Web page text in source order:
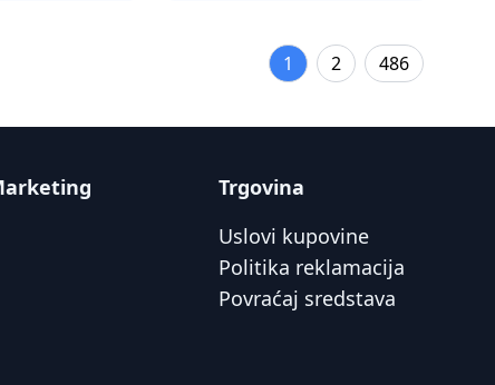
1 2 486
Trgovina
Uslovi kupovine
Politika reklamacija
Povraćaj sredstava